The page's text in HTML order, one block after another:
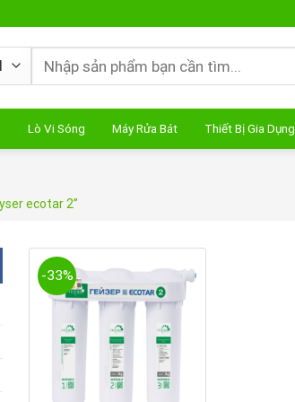
Tìm
kiếm:
Lò Vi Sóng Máy Rửa Bát Thiết Bị Gia Dụng
ecotar 2”
-33%